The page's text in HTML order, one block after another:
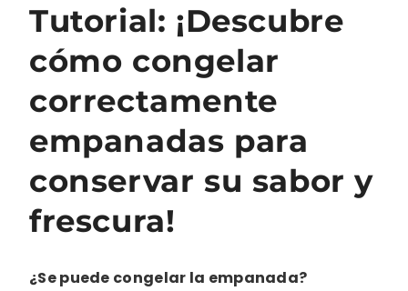
Tutorial: ¡Descubre
cómo congelar
correctamente
empanadas para
conservar su sabor y
frescura!
¿Se puede congelar la empanada?